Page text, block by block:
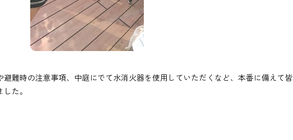
難時の注意事項、中庭にでて水消火器を使用していただくなど、本番に備えて皆
た。